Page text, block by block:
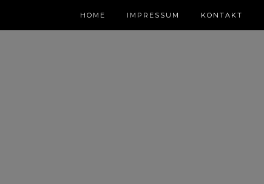
HOME IMPRESSUM KONTAKT